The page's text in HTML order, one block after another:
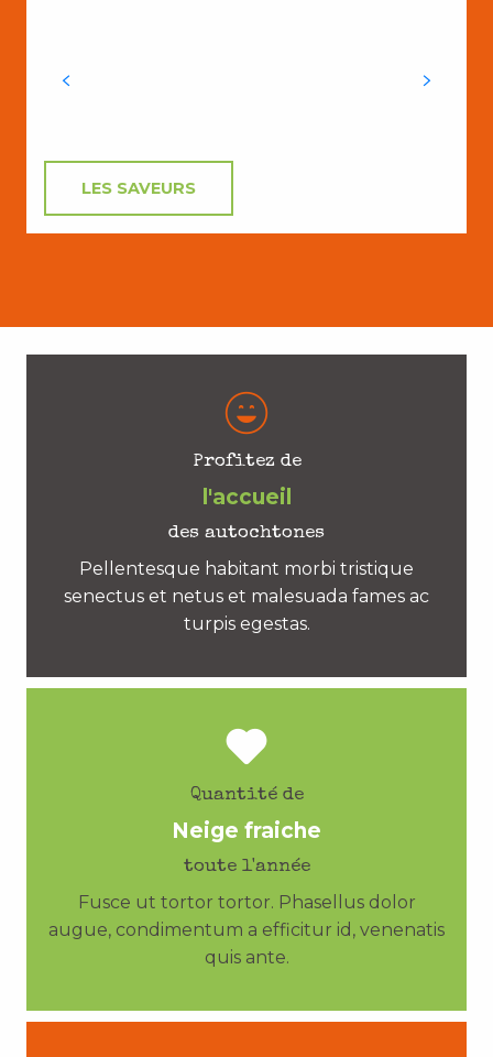
LES SAVEURS
Profitez de
l'accueil
des autochtones
Pellentesque habitant morbi tristique
senectus et netus et malesuada fames ac
turpis egestas.
Quantité de
Neige fraiche
toute l'année
Fusce ut tortor tortor. Phasellus dolor
augue, condimentum a efficitur id, venenatis
quis ante.